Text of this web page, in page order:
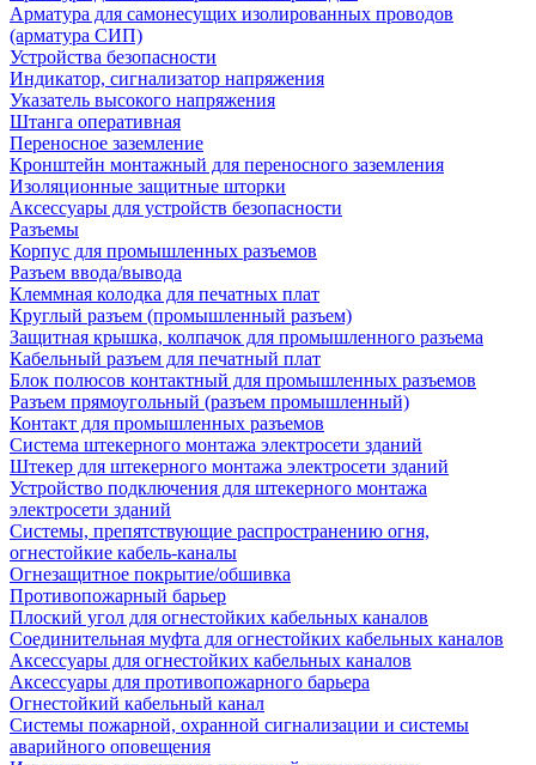
Арматура для самонесущих изолированных проводов
(арматура СИП)
Устройства безопасности
Индикатор, сигнализатор напряжения
Указатель высокого напряжения
Штанга оперативная
Переносное заземление
Кронштейн монтажный для переносного заземления
Изоляционные защитные шторки
Аксессуары для устройств безопасности
Разъемы
Корпус для промышленных разъемов
Разъем ввода/вывода
Клеммная колодка для печатных плат
Круглый разъем (промышленный разъем)
Защитная крышка, колпачок для промышленного разъема
Кабельный разъем для печатный плат
Блок полюсов контактный для промышленных разъемов
Разъем прямоугольный (разъем промышленный)
Контакт для промышленных разъемов
Система штекерного монтажа электросети зданий
Штекер для штекерного монтажа электросети зданий
Устройство подключения для штекерного монтажа
электросети зданий
Системы, препятствующие распространению огня,
огнестойкие кабель-каналы
Огнезащитное покрытие/обшивка
Противопожарный барьер
Плоский угол для огнестойких кабельных каналов
Соединительная муфта для огнестойких кабельных каналов
Аксессуары для огнестойких кабельных каналов
Аксессуары для противопожарного барьера
Огнестойкий кабельный канал
Системы пожарной, охранной сигнализации и системы
аварийного оповещения